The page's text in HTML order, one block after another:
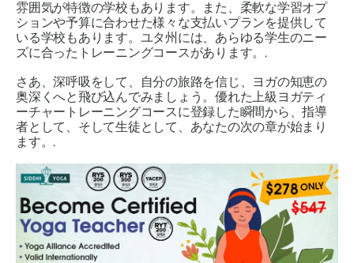
雰囲気が特徴の学校もあります。また、柔軟な学習オプ
ションや予算に合わせた様々な支払いプランを提供して
いる学校もあります。ユタ州には、あらゆる学生のニー
ズに合ったトレーニングコースがあります。.
さあ、深呼吸をして、自分の旅路を信じ、ヨガの知恵の
奥深くへと飛び込んでみましょう。優れた上級ヨガティ
ーチャートレーニングコースに登録した瞬間から、指導
者として、そして生徒として、あなたの次の章が始まり
ます。.